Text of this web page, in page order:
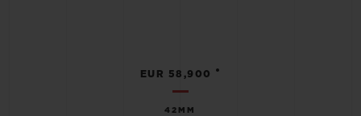
42MM
EUR 58,900 •